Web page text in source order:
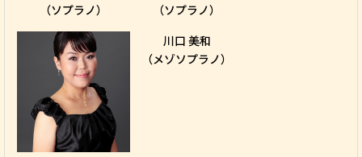
（ソプラノ）
（ソプラノ）
川口 美和
（メゾソプラノ）